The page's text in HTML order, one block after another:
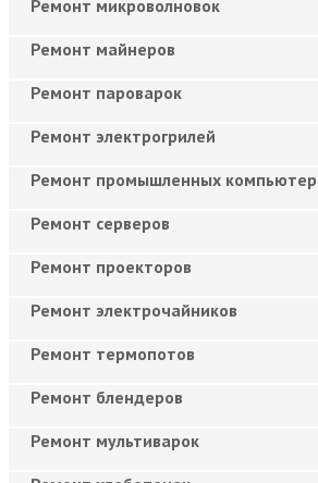
Ремонт микроволновок
Ремонт майнеров
Ремонт пароварок
Ремонт электрогрилей
Ремонт промышленных
Ремонт серверов
Ремонт проекторов
Ремонт электрочайников
Ремонт термопотов
Ремонт блендеров
Ремонт мультиварок